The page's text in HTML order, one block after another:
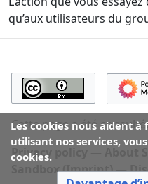
qu’aux utilisateurs du
Les cookies nous aident à
utilisant nos services,
cookies.
Cette page a été
Privacy policy
About
Sandbox (Imprint)